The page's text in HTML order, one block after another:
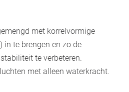
met korrelvormige
in te brengen en zo de
te verbeteren.
met alleen waterkracht.